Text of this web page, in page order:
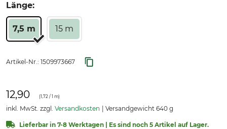
Länge:
7,5 m 15 m
Artikel-Nr.: 1509973667
12,90 (1,72 / 1 m)
inkl. MwSt. zzgl. Versandkosten Versandgewicht 640 g
Lieferbar in 7-8 Werktagen | Es sind noch 5 Artikel auf Lager.